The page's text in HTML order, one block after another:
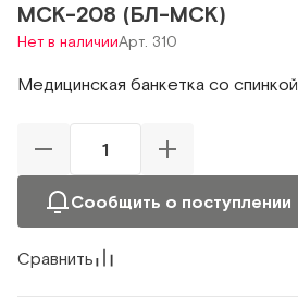
МСК-208 (БЛ-МСК)
Нет в наличииАрт. 310
Медицинская банкетка со спинкой
Сообщить о поступлении
Сравнить